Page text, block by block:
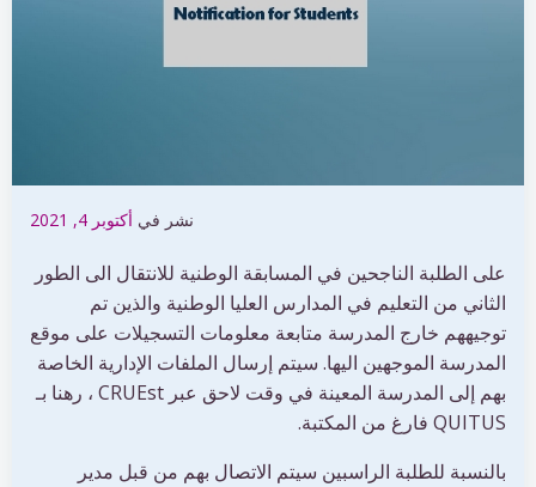
نشر في أكتوبر 4, 2021
على الطلبة الناجحين في المسابقة الوطنية للانتقال الى الطور
الثاني من التعليم في المدارس العليا الوطنية والذين تم
توجيههم خارج المدرسة متابعة معلومات التسجيلات على موقع
المدرسة الموجهين اليها. سيتم إرسال الملفات الإدارية الخاصة
بهم إلى المدرسة المعينة في وقت لاحق عبر CRUEst ، رهنا بـ
QUITUS فارغ من المكتبة.
بالنسبة للطلبة الراسبين سيتم الاتصال بهم من قبل مدير